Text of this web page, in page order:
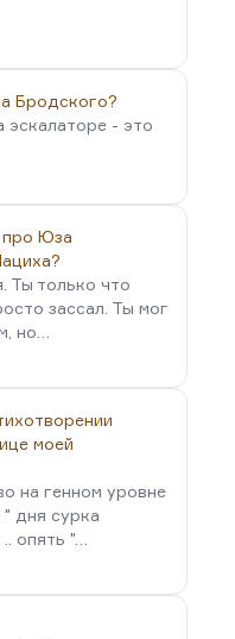
Бродского?
эскалаторе - это
про Юза
Ты только что
зассал. Ты мог
но…
моей
на генном уровне
" дня сурка
опять "…